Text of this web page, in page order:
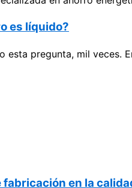
es líquido?
esta pregunta, mil veces.
fabricación en la